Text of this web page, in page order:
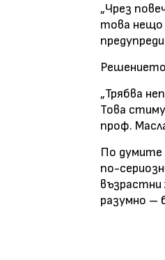
„Чрез
това нещо
„Трябва
Това
проф.
По думите
по-
разумно –